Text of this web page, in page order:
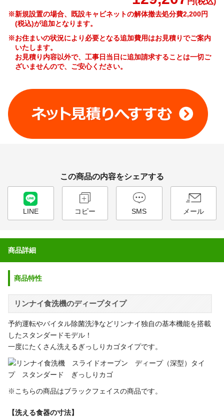
※新規設置の場合、既設キャビネットの解体撤去処分費2,200円
(税込)が追加となります。
※お住まいの状況により必要となる追加費用はお見積りでご案内
いたします。
お見積り内容以外で、工事日当日に追加請求することは一切ご
ざいませんので、ご安心ください。
この商品の内容をシェアする
LINE コピー SMS メール
商品詳細
商品特性
リンナイ食洗機のディープタイプ
予約運転やバイタル除菌洗浄などリンナイ独自の基本機能を搭載
したスタンダードモデル！
一度にたくさん洗えるぎっしりカゴタイプです。
※こちらの商品はブラックフェイスの商品です。
【洗える食器の寸法】